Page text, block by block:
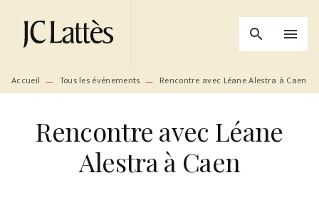
MENU RECHERCHE
PIED DE PAGE
search menu
Accueil — Tous les événements — Rencontre avec Léane Alestra à Caen
Rencontre avec Léane
Alestra à Caen